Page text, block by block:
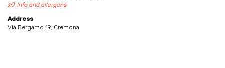
Info and allergens
Address
Via Bergamo 19, Cremona